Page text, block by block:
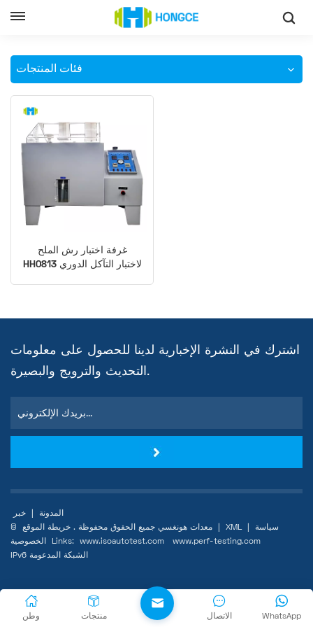
وطن مُصنِّع غرف رش الملح
فئات المنتجات
غرفة اختبار رش الملح
HH0813 لاختبار التآكل الدوري
اشترك في النشرة الإخبارية لدينا للحصول على معلومات
التحديث والترويج والبصيرة.
المدونة
خبر
© معدات هونغسي جميع الحقوق محفوظة .
XML
سياسة
الخصوصية
Links: www.isoautotest.com
www.perf-testing.com
IPv6 الشبكة المدعومة
وطن منتجات WhatsApp الاتصال